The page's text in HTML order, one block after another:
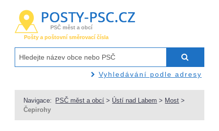
PSČ měst a obcí
Pošty a poštovní směrovací čísla
Vyhledávání podle adresy
Navigace: PSČ měst a obcí > Ústí nad Labem > Most >
Čepirohy